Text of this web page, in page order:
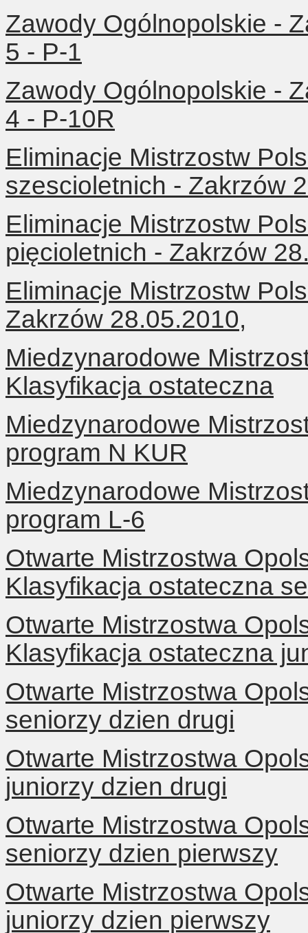
Zawody Ogólnopolskie -
5 - P-1
Zawody Ogólnopolskie -
4 - P-10R
Eliminacje Mistrzostw
szescioletnich - Zakrzów
Eliminacje Mistrzostw
pięcioletnich - Zakrzów
Eliminacje Mistrzostw
Zakrzów 28.05.2010,
Miedzynarodowe
Klasyfikacja ostateczna
Miedzynarodowe
program N KUR
Miedzynarodowe
program L-6
Otwarte Mistrzostwa
Klasyfikacja ostateczna
Otwarte Mistrzostwa
Klasyfikacja ostateczna
Otwarte Mistrzostwa
seniorzy dzien drugi
Otwarte Mistrzostwa
juniorzy dzien drugi
Otwarte Mistrzostwa
seniorzy dzien pierwszy
Otwarte Mistrzostwa
juniorzy dzien pierwszy